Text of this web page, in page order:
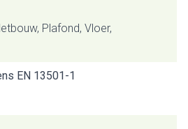
Plafond, Vloer,
EN 13501-1